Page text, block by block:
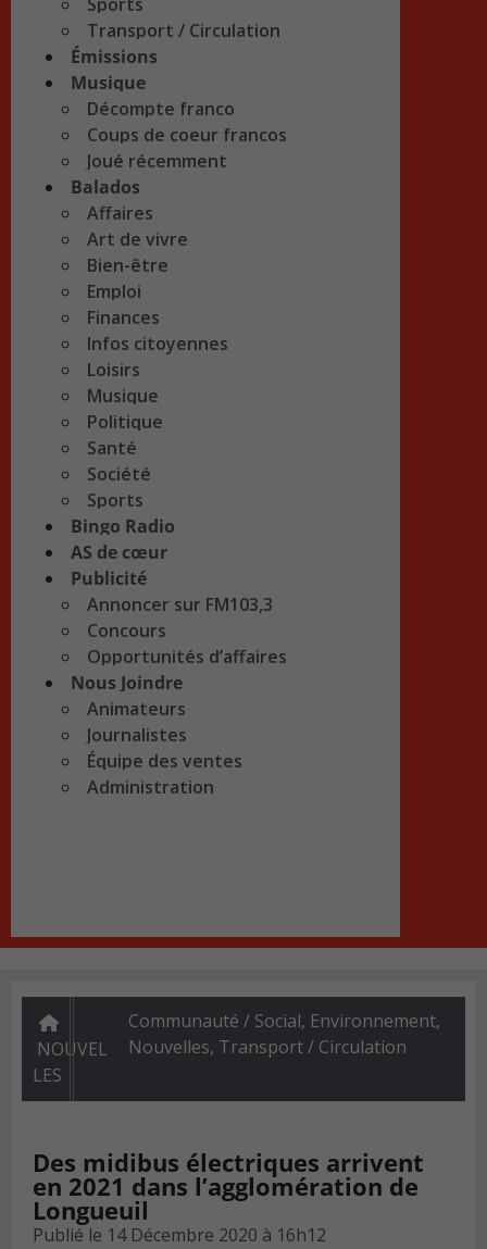
Transport / Circulation
Émissions
Musique
Décompte franco
Coups de coeur francos
Joué récemment
Balados
Affaires
Art de vivre
Bien-être
Emploi
Finances
Infos citoyennes
Loisirs
Musique
Politique
Santé
Société
Sports
Bingo Radio
AS de cœur
Publicité
Annoncer sur FM103,3
Concours
Opportunités d’affaires
Nous Joindre
Animateurs
Journalistes
Équipe des ventes
Administration
NOUVEL
LES
Communauté / Social, Environnement,
Nouvelles, Transport / Circulation
Des midibus électriques arrivent
en 2021 dans l’agglomération de
Longueuil
Publié le 14 Décembre 2020 à 16h12